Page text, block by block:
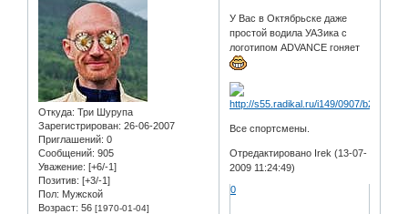
Откуда: Три Шурупа
Зарегистрирован: 26-06-2007
Приглашений: 0
Сообщений: 905
Уважение: [+6/-1]
Позитив: [+3/-1]
Пол: Мужской
Возраст: 56 [1970-01-04]
У Вас в Октябрьске даже
простой водила УАЗика с
логотипом ADVANCE гоняет
Все спортсмены.
Отредактировано Irek (13-07-
2009 11:24:49)
0